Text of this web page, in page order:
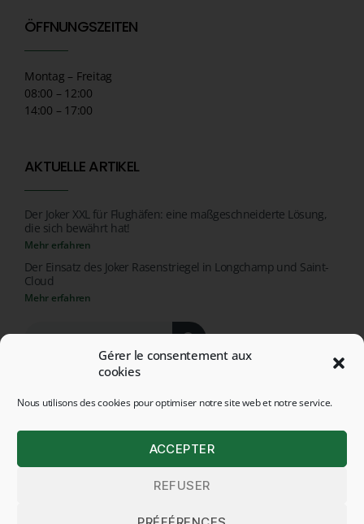
Gérer le consentement aux
cookies
Nous utilisons des cookies pour optimiser notre site web et notre service.
ACCEPTER
REFUSER
ÖFFNUNGSZEITEN
Montag – Freitag
08:00 – 12:00
14:00 – 17:00
AKTUELLE ARTIKEL
Der Joker XXL für Flughäfen: eine maßgeschneiderte Lösung,
die sich bewährt hat!
Mehr erfahren
Der Einsatz des Joker Rasenstriegel in Longchamp und Saint-
Cloud
Mehr erfahren
© 2026 ALL RIGHTS RESERVED - HEGE APPLICATIONS
POLITIQUE DE CONFIDENTIALITÉ
Französisch) English